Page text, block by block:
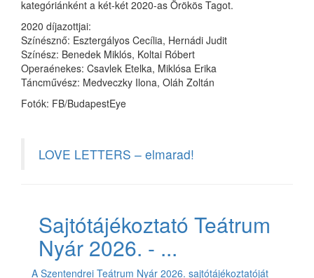
kategóriánként a két-két 2020-as Örökös Tagot.
2020 díjazottjai:
Színésznő: Esztergályos Cecília, Hernádi Judit
Színész: Benedek Miklós, Koltai Róbert
Operaénekes: Csavlek Etelka, Miklósa Erika
Táncművész: Medveczky Ilona, Oláh Zoltán
Fotók: FB/BudapestEye
LOVE LETTERS – elmarad!
Sajtótájékoztató Teátrum
Nyár 2026. - ...
A Szentendrei Teátrum Nyár 2026. sajtótájékoztatóját